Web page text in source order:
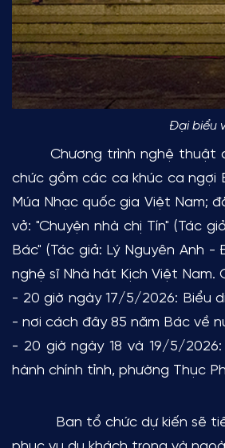
Đại biểu
Chương trình nghệ thuật
chức gồm các ca khúc ca ngợi
Múa Nhạc quốc gia Việt Nam;
vở: "Chuyện nhà chị Tín" (Tác
Bác" (Tác giả: Lý Nguyên Anh
nghệ sĩ Nhà hát Kịch Việt Nam.
- 20 giờ ngày 17/5/2026: Biểu
- nơi cách đây 85 năm Bác về
- 20 giờ ngày 18 và 19/5/
hành chính tỉnh, phường Thục
Ban tổ chức dự kiến sẽ tiếp